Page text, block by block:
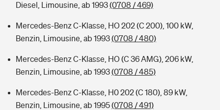
Diesel, Limousine, ab 1993(0708 / 469)
Mercedes-Benz C-Klasse, HO 202 (C 200), 100 kW,
Benzin, Limousine, ab 1993(0708 / 480)
Mercedes-Benz C-Klasse, HO (C 36 AMG), 206 kW,
Benzin, Limousine, ab 1993(0708 / 485)
Mercedes-Benz C-Klasse, H0 202 (C 180), 89 kW,
Benzin, Limousine, ab 1995(0708 / 491)